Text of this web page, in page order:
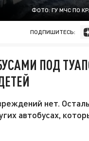
ФОТО: ГУ МЧС ПО
ПОДПИШИТЕСЬ:
ПОД
нет.
автобусах,